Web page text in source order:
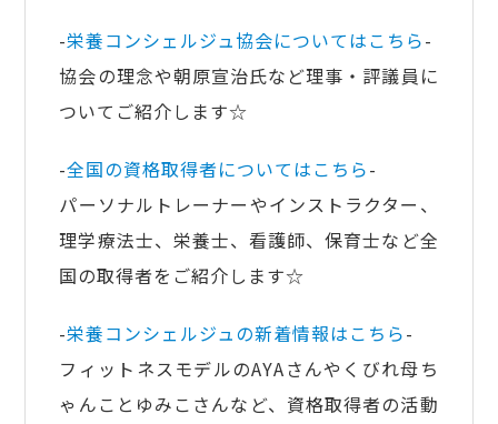
-栄養コンシェルジュ協会についてはこちら-
協会の理念や朝原宣治氏など理事・評議員に
ついてご紹介します☆
-全国の資格取得者についてはこちら-
パーソナルトレーナーやインストラクター、
理学療法士、栄養士、看護師、保育士など全
国の取得者をご紹介します☆
-栄養コンシェルジュの新着情報はこちら-
フィットネスモデルのAYAさんやくびれ母ち
ゃんことゆみこさんなど、資格取得者の活動